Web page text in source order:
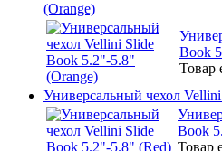
(Orange)
Book
Товар
Универсальный чехол
Book
Товар